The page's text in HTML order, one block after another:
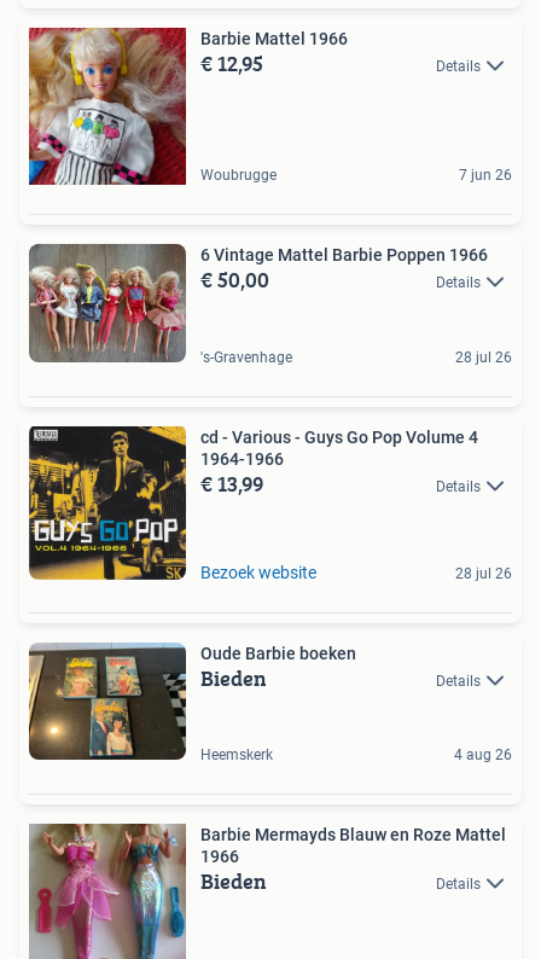
Barbie Mattel 1966
€ 12,95 Details
Woubrugge 7 jun 26
6 Vintage Mattel Barbie Poppen 1966
€ 50,00 Details
's-Gravenhage 28 jul 26
cd - Various - Guys Go Pop Volume 4
1964-1966
€ 13,99 Details
Bezoek website 28 jul 26
Oude Barbie boeken
Bieden Details
Heemskerk 4 aug 26
Barbie Mermayds Blauw en Roze Mattel
1966
Bieden Details